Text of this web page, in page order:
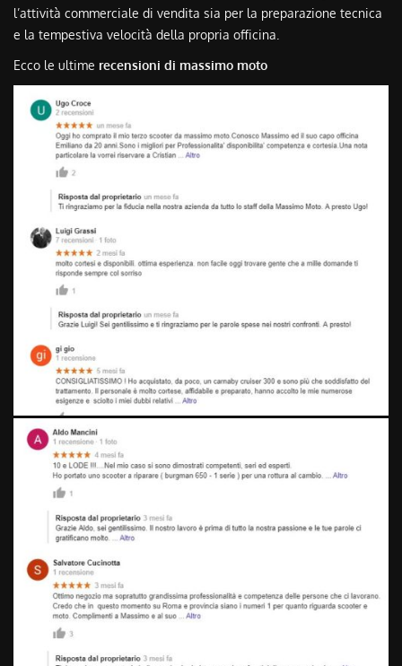
l’attività commerciale di vendita sia per la preparazione tecnica
e la tempestiva velocità della propria officina.
Ecco le ultime recensioni di massimo moto